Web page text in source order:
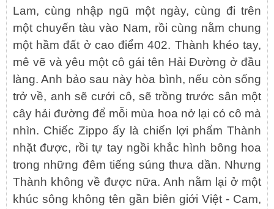
Lam, cùng nhập ngũ một ngày, cùng đi trên
một chuyến tàu vào Nam, rồi cùng nằm chung
một hầm đất ở cao điểm 402. Thành khéo tay,
mê vẽ và yêu một cô gái tên Hải Đường ở đầu
làng. Anh bảo sau này hòa bình, nếu còn sống
trở về, anh sẽ cưới cô, sẽ trồng trước sân một
cây hải đường để mỗi mùa hoa nở lại có cô mà
nhìn. Chiếc Zippo ấy là chiến lợi phẩm Thành
nhặt được, rồi tự tay ngồi khắc hình bông hoa
trong những đêm tiếng súng thưa dần. Nhưng
Thành không về được nữa. Anh nằm lại ở một
khúc sông không tên gần biên giới Việt - Cam,